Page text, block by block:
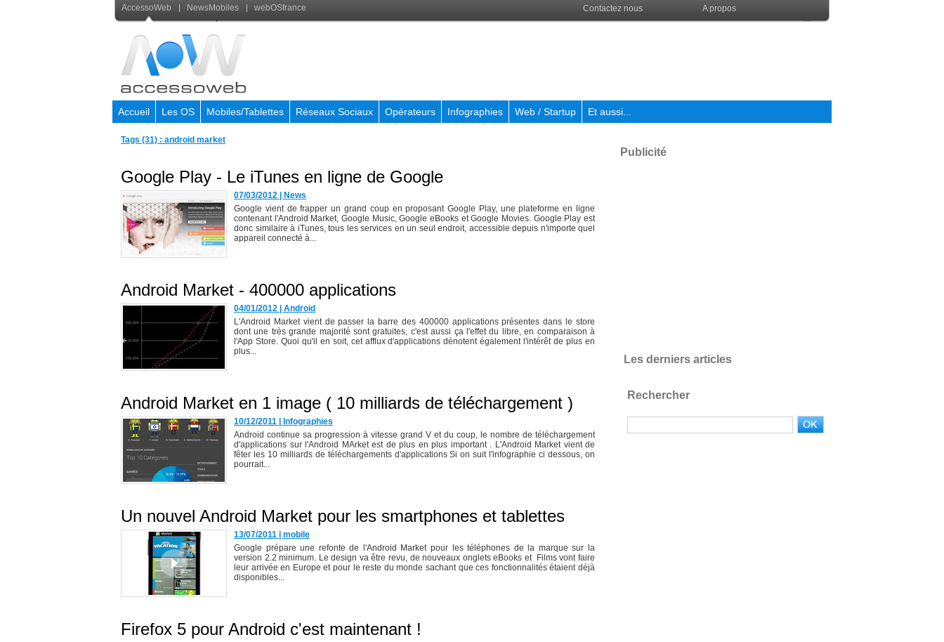
AccessoWeb NewsMobiles webOSfrance Contactez nous A propos
Accueil Les OS Mobiles/Tablettes Réseaux Sociaux Opérateurs Infographies Web / Startup Et aussi...
Tags (31) : android market
Google Play - Le iTunes en ligne de Google
07/03/2012
News
Google vient de frapper un grand coup en proposant Google Play, une plateforme en ligne
contenant l'Android Market, Google Music, Google eBooks et Google Movies. Google Play est
donc similaire à iTunes, tous les services en un seul endroit, accessible depuis n'importe quel
appareil connecté à...
Android Market - 400000 applications
04/01/2012
Android
L'Android Market vient de passer la barre des 400000 applications présentes dans le store
dont une très grande majorité sont gratuites, c'est aussi ça l'effet du libre, en comparaison à
l'App Store. Quoi qu'il en soit, cet afflux d'applications dénotent également l'intérêt de plus en
plus...
Android Market en 1 image ( 10 milliards de téléchargement )
10/12/2011
Infographies
Android continue sa progression à vitesse grand V et du coup, le nombre de téléchargement
d'applications sur l'Android MArket est de plus en plus important . L'Android Market vient de
fêter les 10 milliards de téléchargements d'applications Si on suit l'infographie ci dessous, on
pourrait...
Un nouvel Android Market pour les smartphones et tablettes
13/07/2011
mobile
Google prépare une refonte de l'Android Market pour les téléphones de la marque sur la
version 2.2 minimum. Le design va être revu, de nouveaux onglets eBooks et Films vont faire
leur arrivée en Europe et pour le reste du monde sachant que ces fonctionnalités étaient déjà
disponibles...
Firefox 5 pour Android c'est maintenant !
Publicité
Les derniers articles
Rechercher